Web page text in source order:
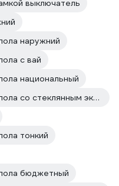
выключатель
наружний
с вай
национальный
Терморегулятор для теплого пола со стеклянным экраном
тонкий
бюджетный